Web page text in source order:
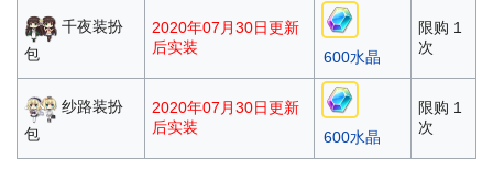
千夜装扮
包
2020年07月30日更新
后实装
600水晶
限购 1
次
纱路装扮
包
2020年07月30日更新
后实装
600水晶
限购 1
次